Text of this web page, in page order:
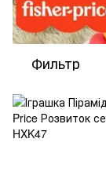
Фильтр